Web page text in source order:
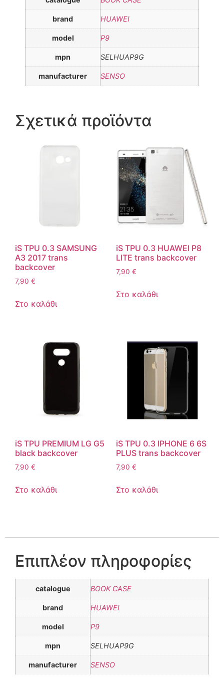
brand HUAWEI
model P9
mpn SELHUAP9G
manufacturer SENSO
Σχετικά προϊόντα
iS TPU 0.3 SAMSUNG
A3 2017 trans
backcover
7,90 €
Στο καλάθι
iS TPU 0.3 HUAWEI P8
LITE trans backcover
7,90 €
Στο καλάθι
iS TPU PREMIUM LG G5
black backcover
7,90 €
Στο καλάθι
iS TPU 0.3 IPHONE 6 6S
PLUS trans backcover
7,90 €
Στο καλάθι
Επιπλέον πληροφορίες
catalogue BOOK CASE
brand HUAWEI
model P9
mpn SELHUAP9G
manufacturer SENSO